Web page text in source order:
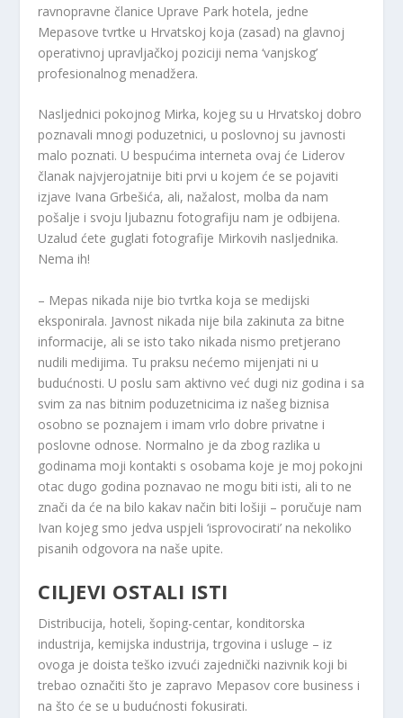
ravnopravne članice Uprave Park hotela, jedne
Mepasove tvrtke u Hrvatskoj koja (zasad) na glavnoj
operativnoj upravljačkoj poziciji nema ‘vanjskog’
profesionalnog menadžera.
Nasljednici pokojnog Mirka, kojeg su u Hrvatskoj dobro
poznavali mnogi poduzetnici, u poslovnoj su javnosti
malo poznati. U bespućima interneta ovaj će Liderov
članak najvjerojatnije biti prvi u kojem će se pojaviti
izjave Ivana Grbešića, ali, nažalost, molba da nam
pošalje i svoju ljubaznu fotografiju nam je odbijena.
Uzalud ćete guglati fotografije Mirkovih nasljednika.
Nema ih!
– Mepas nikada nije bio tvrtka koja se medijski
eksponirala. Javnost nikada nije bila zakinuta za bitne
informacije, ali se isto tako nikada nismo pretjerano
nudili medijima. Tu praksu nećemo mijenjati ni u
budućnosti. U poslu sam aktivno već dugi niz godina i sa
svim za nas bitnim poduzetnicima iz našeg biznisa
osobno se poznajem i imam vrlo dobre privatne i
poslovne odnose. Normalno je da zbog razlika u
godinama moji kontakti s osobama koje je moj pokojni
otac dugo godina poznavao ne mogu biti isti, ali to ne
znači da će na bilo kakav način biti lošiji – poručuje nam
Ivan kojeg smo jedva uspjeli ‘isprovocirati’ na nekoliko
pisanih odgovora na naše upite.
CILJEVI OSTALI ISTI
Distribucija, hoteli, šoping-centar, konditorska
industrija, kemijska industrija, trgovina i usluge – iz
ovoga je doista teško izvući zajednički nazivnik koji bi
trebao označiti što je zapravo Mepasov core business i
na što će se u budućnosti fokusirati.